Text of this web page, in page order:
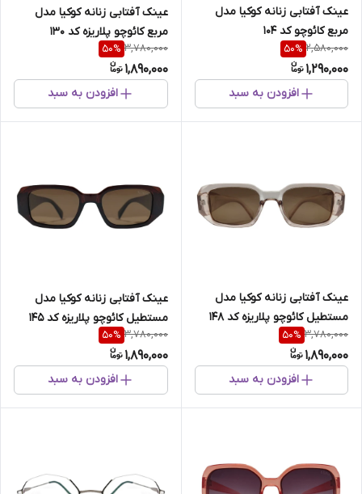
عینک آفتابی زنانه کوکیا مدل
مربع کائوچو کد 104
2,580,000
50%
1,290,000
افزودن به سبد
عینک آفتابی زنانه کوکیا مدل
مربع کائوچو پلاریزه کد 130
3,780,000
50%
1,890,000
افزودن به سبد
عینک آفتابی زنانه کوکیا مدل
مستطیل کائوچو پلاریزه کد 148
3,780,000
50%
1,890,000
افزودن به سبد
عینک آفتابی زنانه کوکیا مدل
مستطیل کائوچو پلاریزه کد 145
3,780,000
50%
1,890,000
افزودن به سبد